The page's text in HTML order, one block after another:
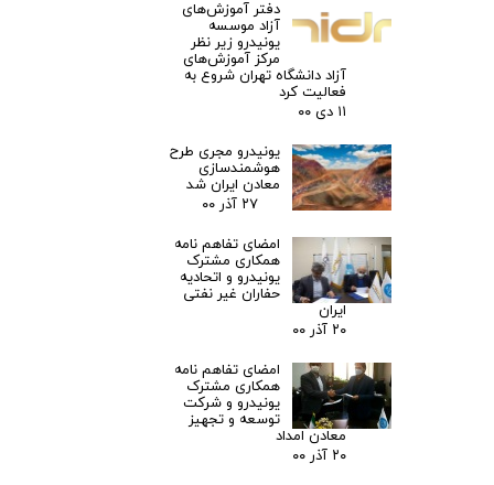
دفتر آموزش‌های
آزاد موسسه
یونیدرو زیر نظر
مرکز آموزش‌های
آزاد دانشگاه تهران شروع به
فعالیت کرد
۱۱ دی ۰۰
یونیدرو مجری طرح
هوشمندسازی
معادن ایران شد
۲۷ آذر ۰۰
امضای تفاهم نامه
همکاری مشترک
یونیدرو و اتحادیه
حفاران غیر نفتی
ایران
۲۰ آذر ۰۰
امضای تفاهم نامه
همکاری مشترک
یونیدرو و شرکت
توسعه و تجهیز
معادن امداد
۲۰ آذر ۰۰